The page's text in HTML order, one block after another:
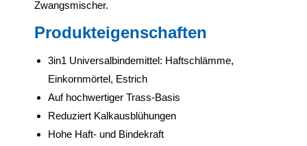
Zwangsmischer.
Produkteigenschaften
3in1 Universalbindemittel: Haftschlämme,
Einkornmörtel, Estrich
Auf hochwertiger Trass-Basis
Reduziert Kalkausblühungen
Hohe Haft- und Bindekraft